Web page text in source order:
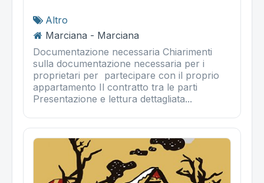
Altro
Marciana - Marciana
Documentazione necessaria Chiarimenti
sulla documentazione necessaria per i
proprietari per partecipare con il proprio
appartamento Il contratto tra le parti
Presentazione e lettura dettagliata...